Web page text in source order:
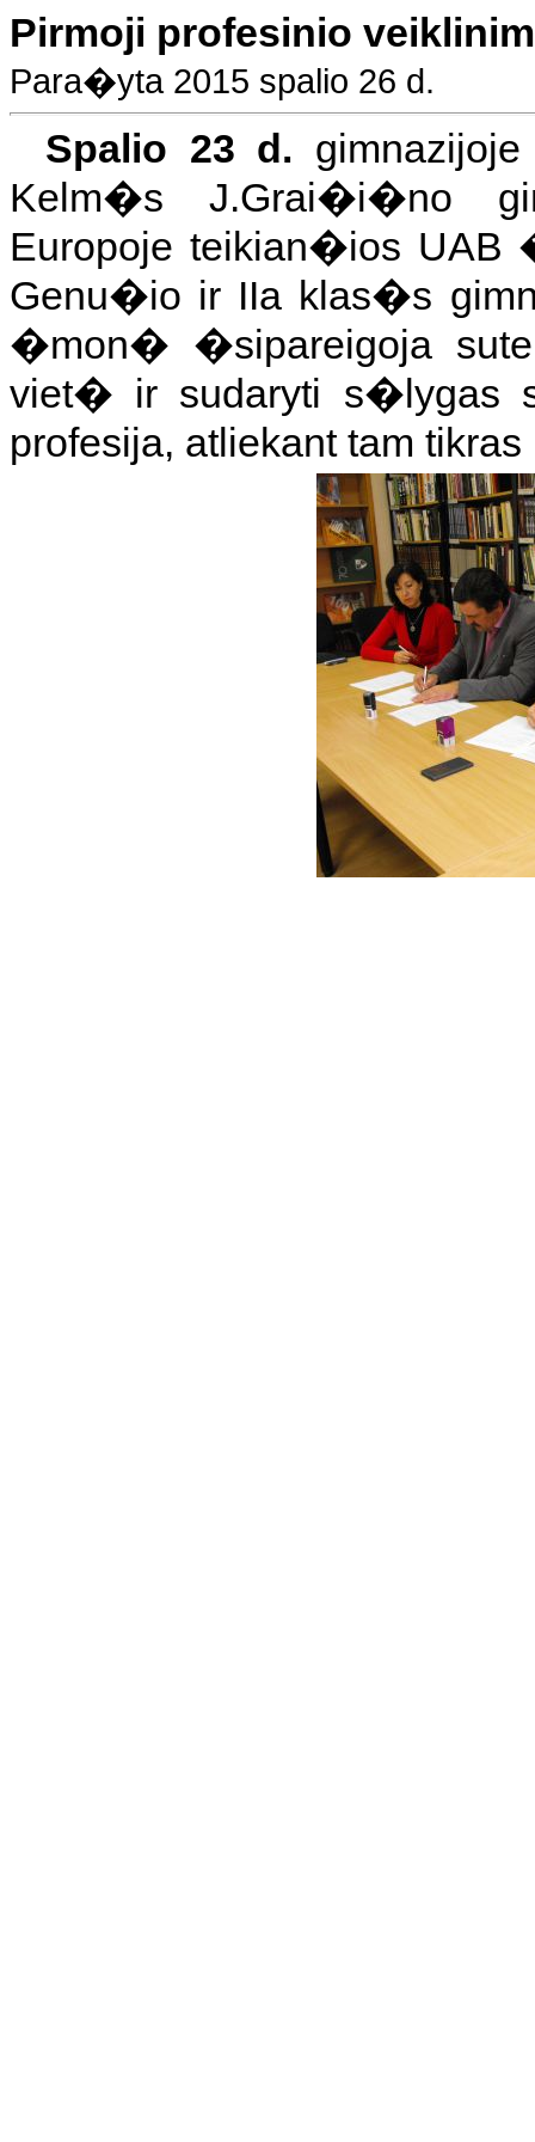
Pirmoji profesinio
Para�yta 2015 spalio 26 d.
Spalio 23 d.
Kelm�s J.Grai�i�no
Europoje teikian�ios UAB
Genu�io ir IIa klas�s
�mon� �sipareigoja
viet� ir sudaryti s�lygas
profesija, atliekant tam